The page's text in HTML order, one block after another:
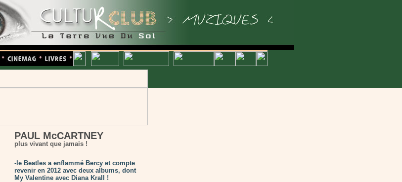
PAUL McCARTNEY
plus vivant que jamais !
-le Beatles a enflammé Bercy et compte
revenir en 2012 avec deux albums, dont
My Valentine avec Diana Krall !